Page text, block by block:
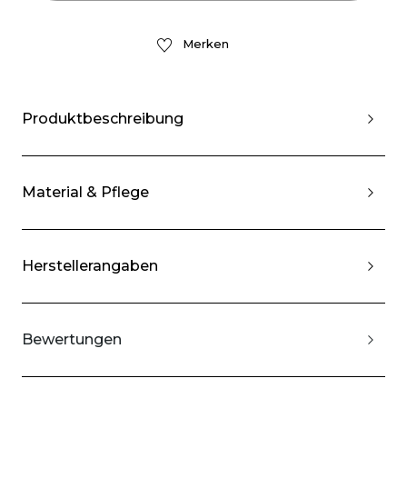
Merken
Produktbeschreibung
Material & Pflege
Herstellerangaben
Bewertungen